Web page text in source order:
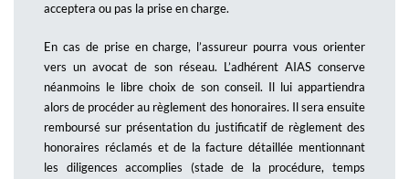
acceptera ou pas la prise en charge.
En cas de prise en charge, l’assureur pourra vous orienter
vers un avocat de son réseau. L’adhérent AIAS conserve
néanmoins le libre choix de son conseil. Il lui appartiendra
alors de procéder au règlement des honoraires. Il sera ensuite
remboursé sur présentation du justificatif de règlement des
honoraires réclamés et de la facture détaillée mentionnant
les diligences accomplies (stade de la procédure, temps